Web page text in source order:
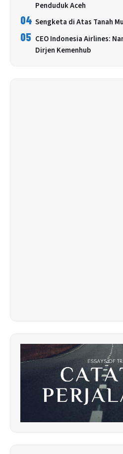
Penduduk Aceh
04 Sengketa di Atas Tanah
05 CEO Indonesia Airlines:
Dirjen Kemenhub